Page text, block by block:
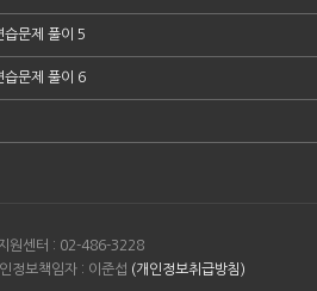
습문제 풀이 5
습문제 풀이 6
원센터 : 02-486-3228
정보책임자 : 이준섭 (개인정보취급방침)